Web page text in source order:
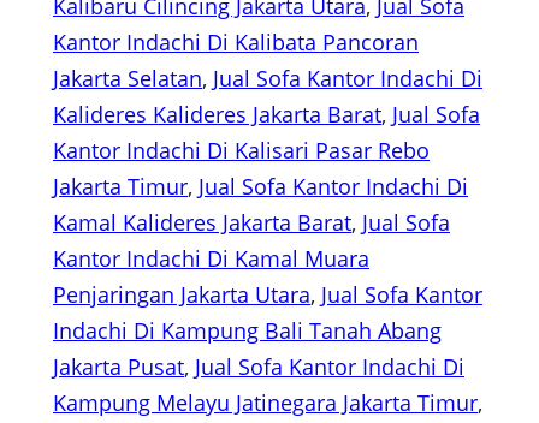
Kalibaru Cilincing Jakarta Utara, Jual Sofa
Kantor Indachi Di Kalibata Pancoran
Jakarta Selatan, Jual Sofa Kantor Indachi Di
Kalideres Kalideres Jakarta Barat, Jual Sofa
Kantor Indachi Di Kalisari Pasar Rebo
Jakarta Timur, Jual Sofa Kantor Indachi Di
Kamal Kalideres Jakarta Barat, Jual Sofa
Kantor Indachi Di Kamal Muara
Penjaringan Jakarta Utara, Jual Sofa Kantor
Indachi Di Kampung Bali Tanah Abang
Jakarta Pusat, Jual Sofa Kantor Indachi Di
Kampung Melayu Jatinegara Jakarta Timur